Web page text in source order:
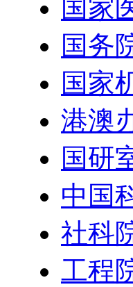
国家
国务
国家
港澳
国研
中国
社科
工程